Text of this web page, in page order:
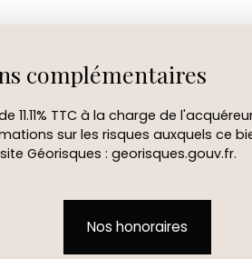
complémentaires
11.11% TTC à la charge de
sur les risques auxquels ce
Géorisques : georisques.gouv.fr.
Nos honoraires